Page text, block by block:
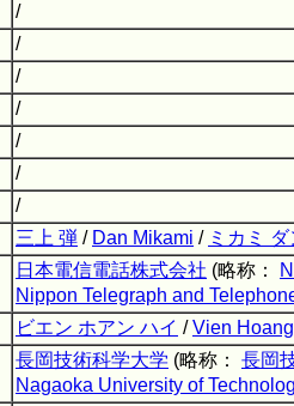
/
/
/
/
/
/
/
三上 弾 / Dan Mikami / ミカミ ダ
日本電信電話株式会社 (略称：
Nippon Telegraph and
ビエン ホアン ハイ /Vien
長岡技術科学大学 (略称： 長岡
Nagaoka University of